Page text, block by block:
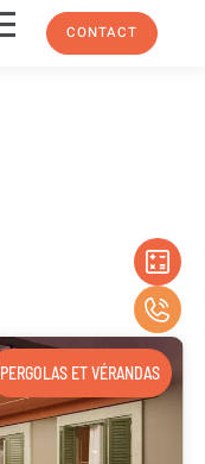
CONTACT
PERGOLAS ET VÉRANDAS